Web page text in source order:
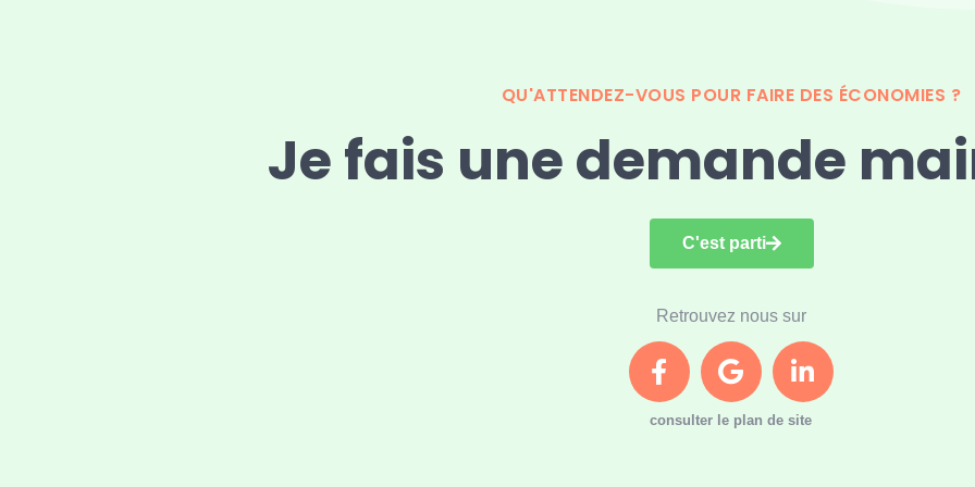
QU'ATTENDEZ-VOUS POUR FAIRE DES ÉCONOMIES ?
Je fais une demande
C'est parti
Retrouvez nous sur
consulter le plan de site